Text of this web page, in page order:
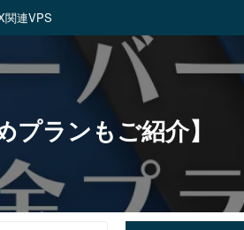
関連VPS
ランもご紹介】